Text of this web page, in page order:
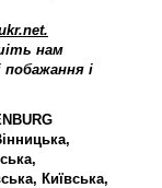
нам
і
Київська,